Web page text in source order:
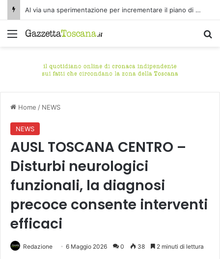
Al via una sperimentazione per incrementare il piano di spazzamento del centro storico di Fucecchio
Menu
Home / NEWS
NEWS
AUSL TOSCANA CENTRO –
Disturbi neurologici
funzionali, la diagnosi
precoce consente interventi
efficaci
Redazione 6 Maggio 2026 0 38 2 minuti di lettura